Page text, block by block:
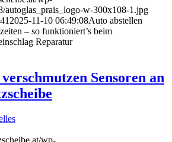
autoglas_prais_logo-w-300x108-1.jpg
2025-11-10 06:49:08Auto abstellen
– so funktioniert’s beim
Reparatur
Sensoren an
wp-